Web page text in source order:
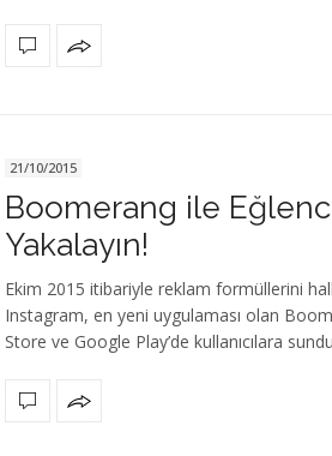
21/10/2015
Boomerang ile
Yakalayın!
Ekim 2015 itibariyle reklam formüllerini
Instagram, en yeni uygulaması olan
Store ve Google Play’de kullanıcılara